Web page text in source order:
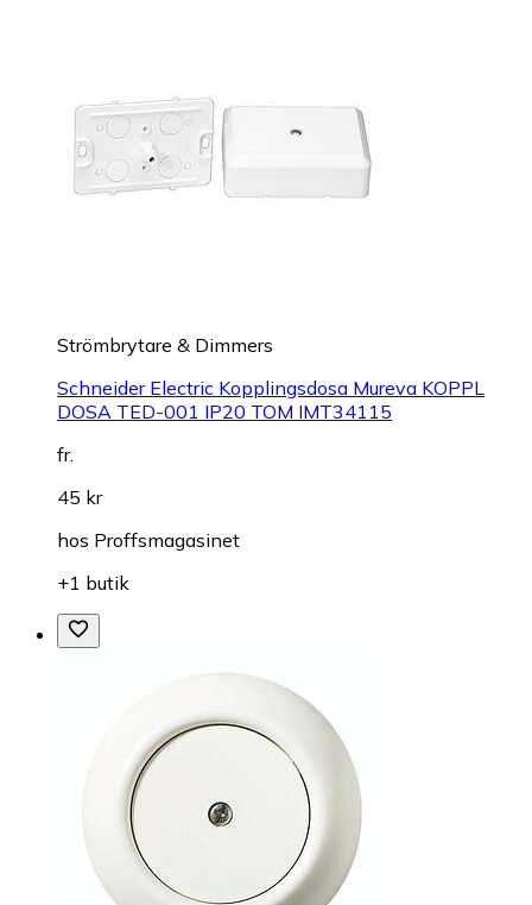
Strömbrytare & Dimmers
Schneider Electric Kopplingsdosa Mureva KOPPL
DOSA TED-001 IP20 TOM IMT34115
fr.
45 kr
hos Proffsmagasinet
+1 butik